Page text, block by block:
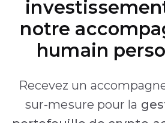
notre
humain
Recevez un
sur-mesure pour la